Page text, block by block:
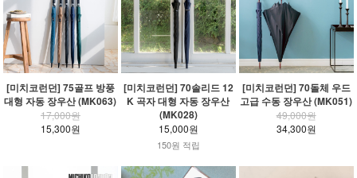
[미치코런던] 75골프 방풍
대형 자동 장우산 (MK063)
17,000원
15,300원
[미치코런던] 70솔리드 12
K 곡자 대형 자동 장우산
(MK028)
15,000원
150원 적립
[미치코런던] 70돌체 우드
고급 수동 장우산 (MK051)
49,000원
34,300원